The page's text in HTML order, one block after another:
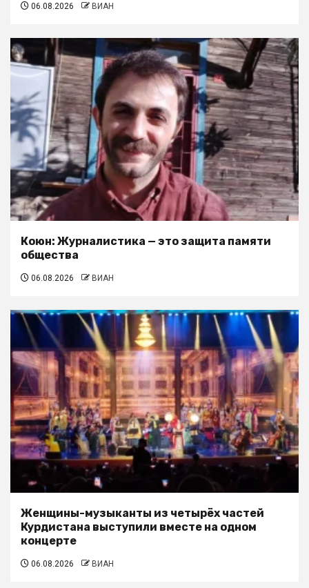
06.08.2026 ВИАН
Коюн: Журналистика — это защита памяти
общества
06.08.2026 ВИАН
Женщины-музыканты из четырёх частей
Курдистана выступили вместе на одном
концерте
06.08.2026 ВИАН